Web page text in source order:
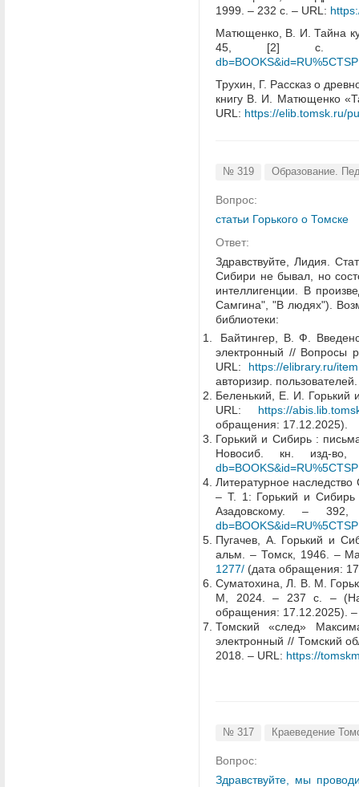
1999. – 232 с. – URL:
Матющенко, В. И. Тайна
45, [2]
Трухин, Г. Рассказ о
книгу В. И. Матющенко
URL: https://elib.tomsk.ru/
№ 319 Образование.
Вопрос:
статьи Горького о Томске
Ответ:
Здравствуйте, Лидия.
Сибири не бывал, но
интеллигенции. В
Самгина", "В людях").
библиотеки:
Байтингер, В. Ф.
электронный // Вопросы
URL: https://elibrary.ru/
авторизир. пользователей.
Беленький, Е. И.
URL: https://
обращения: 17.12.2025).
Горький и Сибирь :
Новосиб. кн.
Литературное
– Т. 1: Горький и
Азадовскому. –
Пугачев, А. Горький и
альм. – Томск, 1946. –
1277/ (дата обращения:
Суматохина, Л. В. М.
М, 2024. – 237 с. –
обращения: 17.12.2025). –
Томский «след»
электронный // Томский
2018. – URL: https://
№ 317 Краеведение
Вопрос:
Здравствуйте, мы